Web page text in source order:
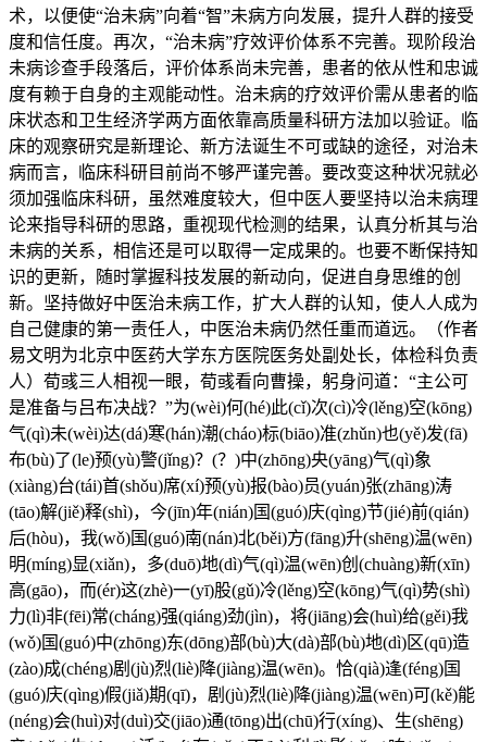
术，以便使“治未病”向着“智”未病方向发展，提升人群的接受
度和信任度。再次，“治未病”疗效评价体系不完善。现阶段治
未病诊查手段落后，评价体系尚未完善，患者的依从性和忠诚
度有赖于自身的主观能动性。治未病的疗效评价需从患者的临
床状态和卫生经济学两方面依靠高质量科研方法加以验证。临
床的观察研究是新理论、新方法诞生不可或缺的途径，对治未
病而言，临床科研目前尚不够严谨完善。要改变这种状况就必
须加强临床科研，虽然难度较大，但中医人要坚持以治未病理
论来指导科研的思路，重视现代检测的结果，认真分析其与治
未病的关系，相信还是可以取得一定成果的。也要不断保持知
识的更新，随时掌握科技发展的新动向，促进自身思维的创
新。坚持做好中医治未病工作，扩大人群的认知，使人人成为
自己健康的第一责任人，中医治未病仍然任重而道远。（作者
易文明为北京中医药大学东方医院医务处副处长，体检科负责
人）荀彧三人相视一眼，荀彧看向曹操，躬身问道：“主公可
是准备与吕布决战？”为(wèi)何(hé)此(cǐ)次(cì)冷(lěng)空(kōng)
气(qì)未(wèi)达(dá)寒(hán)潮(cháo)标(biāo)准(zhǔn)也(yě)发(fā)
布(bù)了(le)预(yù)警(jǐng)？(？)中(zhōng)央(yāng)气(qì)象
(xiàng)台(tái)首(shǒu)席(xí)预(yù)报(bào)员(yuán)张(zhāng)涛
(tāo)解(jiě)释(shì)，今(jīn)年(nián)国(guó)庆(qìng)节(jié)前(qián)
后(hòu)，我(wǒ)国(guó)南(nán)北(běi)方(fāng)升(shēng)温(wēn)
明(míng)显(xiǎn)，多(duō)地(dì)气(qì)温(wēn)创(chuàng)新(xīn)
高(gāo)，而(ér)这(zhè)一(yī)股(gǔ)冷(lěng)空(kōng)气(qì)势(shì)
力(lì)非(fēi)常(cháng)强(qiáng)劲(jìn)，将(jiāng)会(huì)给(gěi)我
(wǒ)国(guó)中(zhōng)东(dōng)部(bù)大(dà)部(bù)地(dì)区(qū)造
(zào)成(chéng)剧(jù)烈(liè)降(jiàng)温(wēn)。恰(qià)逢(féng)国
(guó)庆(qìng)假(jiǎ)期(qī)，剧(jù)烈(liè)降(jiàng)温(wēn)可(kě)能
(néng)会(huì)对(duì)交(jiāo)通(tōng)出(chū)行(xíng)、生(shēng)